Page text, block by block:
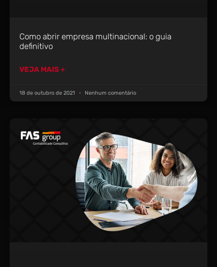
Como abrir empresa multinacional: o guia
definitivo
VEJA MAIS +
18 de outubro de 2021 Nenhum comentário